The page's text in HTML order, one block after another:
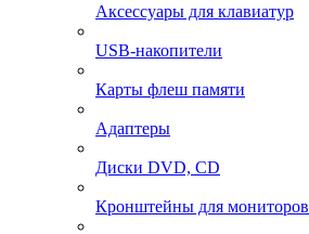
Аксессуары для клавиатур
USB-накопители
Карты флеш памяти
Адаптеры
Диски DVD, CD
Кронштейны для мониторов